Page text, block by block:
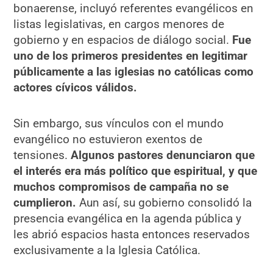
bonaerense, incluyó referentes evangélicos en
listas legislativas, en cargos menores de
gobierno y en espacios de diálogo social. Fue
uno de los primeros presidentes en legitimar
públicamente a las iglesias no católicas como
actores cívicos válidos.
Sin embargo, sus vínculos con el mundo
evangélico no estuvieron exentos de
tensiones.Algunos pastores denunciaron que
el interés era más político que espiritual, y que
muchos compromisos de campaña no se
cumplieron. Aun así, su gobierno consolidó la
presencia evangélica en la agenda pública y
les abrió espacios hasta entonces reservados
exclusivamente a la Iglesia Católica.